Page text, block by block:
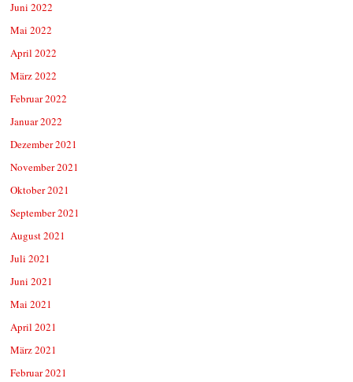
Juni 2022
Mai 2022
April 2022
März 2022
Februar 2022
Januar 2022
Dezember 2021
November 2021
Oktober 2021
September 2021
August 2021
Juli 2021
Juni 2021
Mai 2021
April 2021
März 2021
Februar 2021